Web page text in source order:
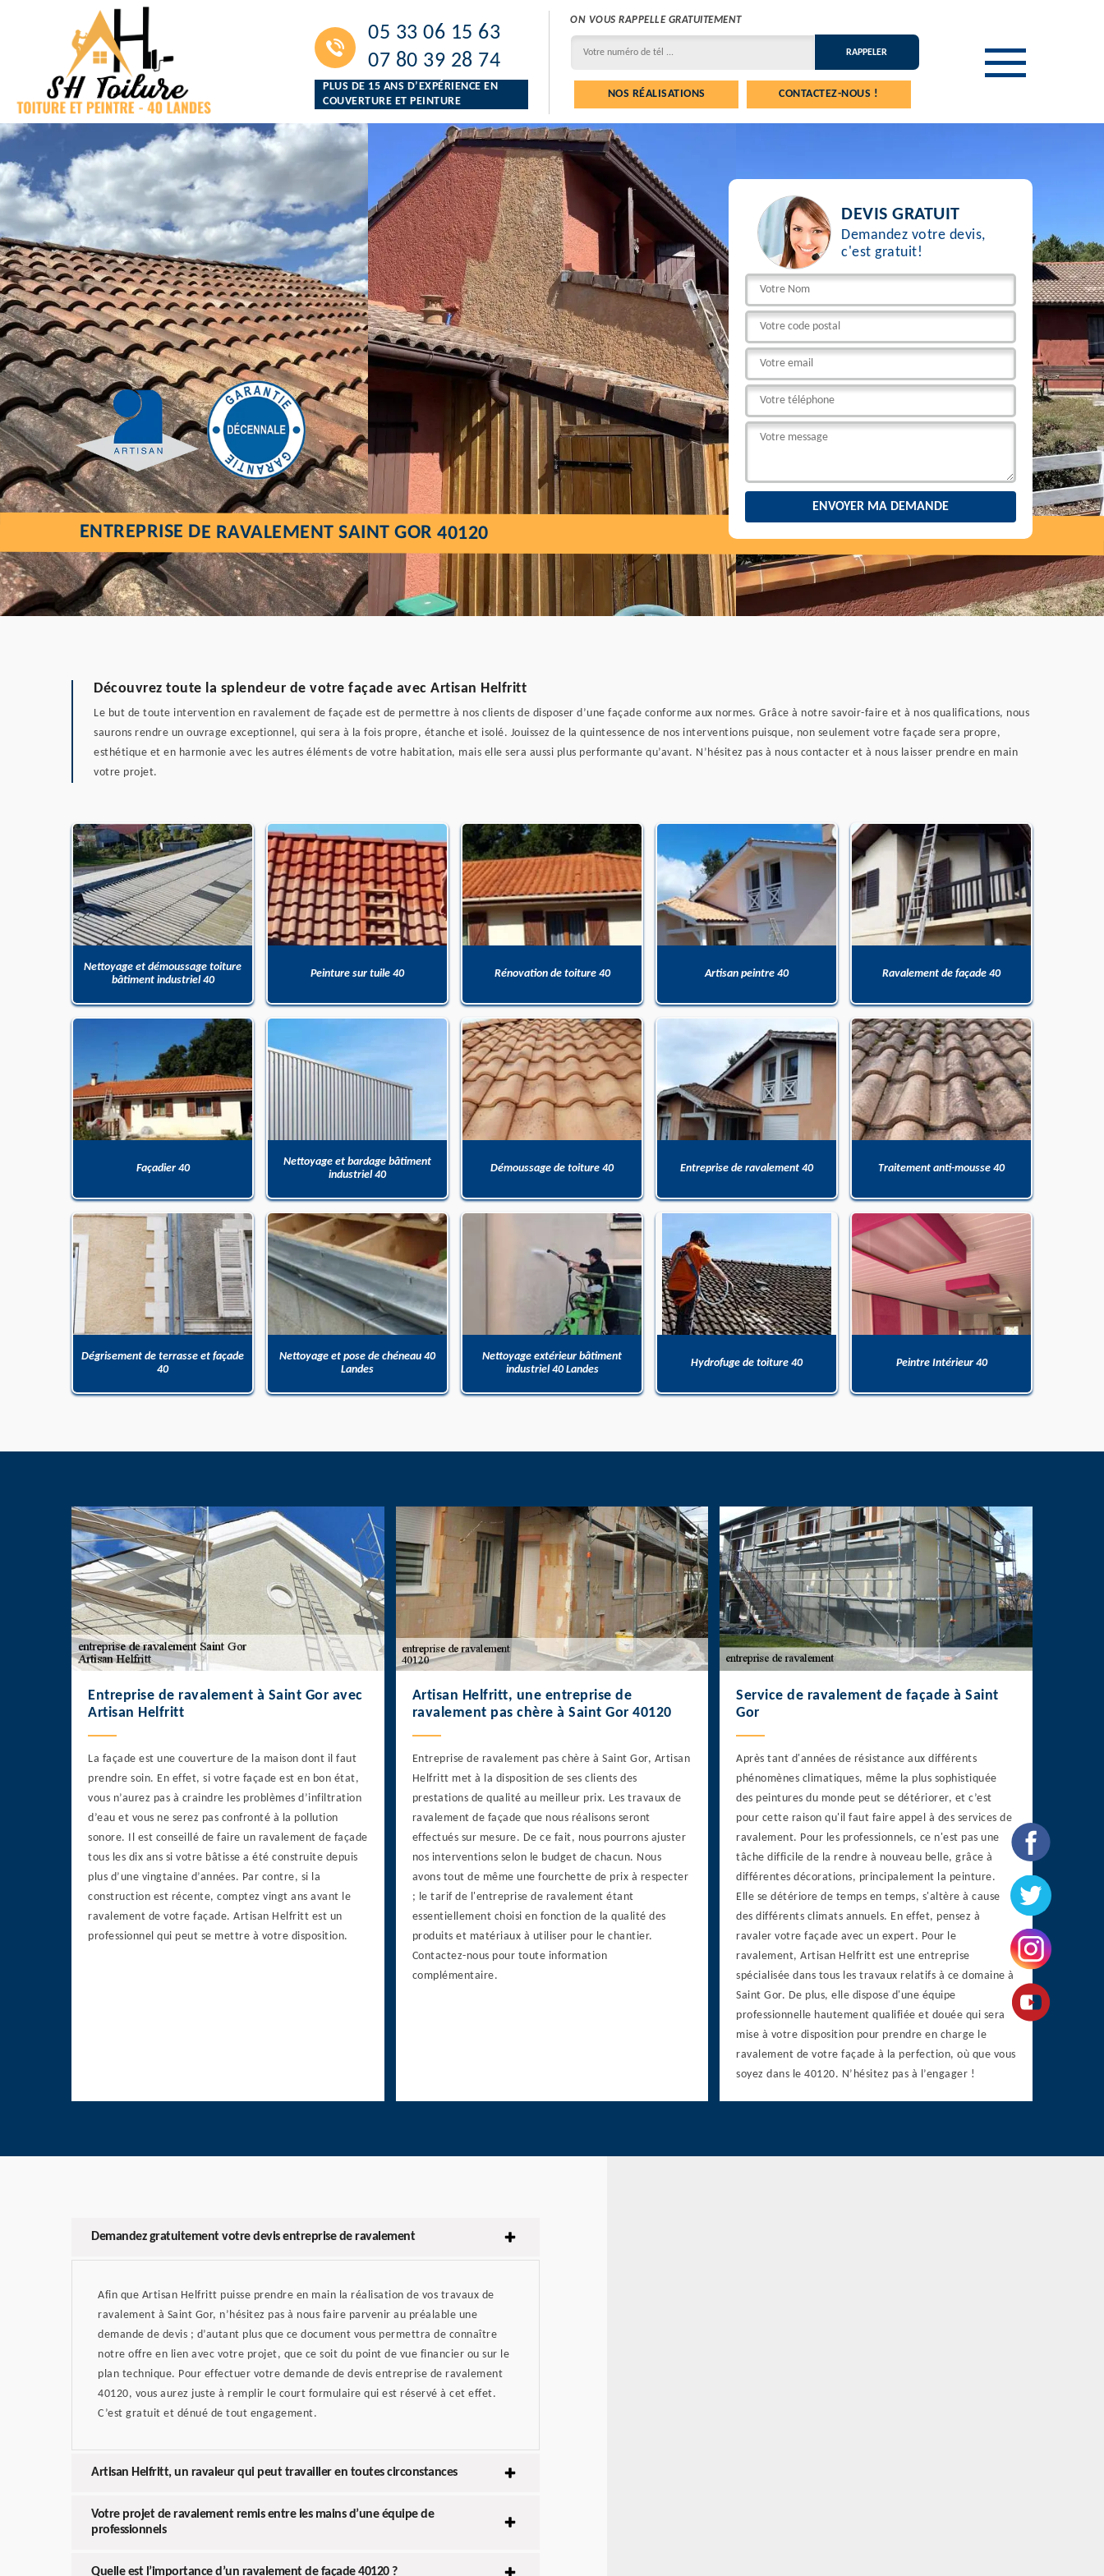
05 33 06 15 63
07 80 39 28 74
PLUS DE 15 ANS D’EXPÉRIENCE EN
COUVERTURE ET PEINTURE
ON VOUS RAPPELLE GRATUITEMENT
NOS RÉALISATIONS CONTACTEZ-NOUS !
DEVIS GRATUIT
Demandez votre devis,
c'est gratuit!
ENTREPRISE DE RAVALEMENT SAINT GOR 40120
Découvrez toute la splendeur de votre façade avec Artisan Helfritt
Le but de toute intervention en ravalement de façade est de permettre à nos clients de disposer d’une façade conforme aux normes. Grâce à notre savoir-faire et à nos qualifications, nous
saurons rendre un ouvrage exceptionnel, qui sera à la fois propre, étanche et isolé. Jouissez de la quintessence de nos interventions puisque, non seulement votre façade sera propre,
esthétique et en harmonie avec les autres éléments de votre habitation, mais elle sera aussi plus performante qu’avant. N’hésitez pas à nous contacter et à nous laisser prendre en main
votre projet.
Nettoyage et démoussage toiture
bâtiment industriel 40
Peinture sur tuile 40 Rénovation de toiture 40 Artisan peintre 40 Ravalement de façade 40
Façadier 40
Nettoyage et bardage bâtiment
industriel 40
Démoussage de toiture 40 Entreprise de ravalement 40 Traitement anti-mousse 40
Dégrisement de terrasse et façade
40
Nettoyage et pose de chéneau 40
Landes
Nettoyage extérieur bâtiment
industriel 40 Landes
Hydrofuge de toiture 40 Peintre Intérieur 40
Entreprise de ravalement à Saint Gor avec
Artisan Helfritt
La façade est une couverture de la maison dont il faut
prendre soin. En effet, si votre façade est en bon état,
vous n’aurez pas à craindre les problèmes d’infiltration
d’eau et vous ne serez pas confronté à la pollution
sonore. Il est conseillé de faire un ravalement de façade
tous les dix ans si votre bâtisse a été construite depuis
plus d’une vingtaine d’années. Par contre, si la
construction est récente, comptez vingt ans avant le
ravalement de votre façade. Artisan Helfritt est un
professionnel qui peut se mettre à votre disposition.
Artisan Helfritt, une entreprise de
ravalement pas chère à Saint Gor 40120
Entreprise de ravalement pas chère à Saint Gor, Artisan
Helfritt met à la disposition de ses clients des
prestations de qualité au meilleur prix. Les travaux de
ravalement de façade que nous réalisons seront
effectués sur mesure. De ce fait, nous pourrons ajuster
nos interventions selon le budget de chacun. Nous
avons tout de même une fourchette de prix à respecter
; le tarif de l'entreprise de ravalement étant
essentiellement choisi en fonction de la qualité des
produits et matériaux à utiliser pour le chantier.
Contactez-nous pour toute information
complémentaire.
Service de ravalement de façade à Saint
Gor
Après tant d'années de résistance aux différents
phénomènes climatiques, même la plus sophistiquée
des peintures du monde peut se détériorer, et c’est
pour cette raison qu'il faut faire appel à des services de
ravalement. Pour les professionnels, ce n'est pas une
tâche difficile de la rendre à nouveau belle, grâce à
différentes décorations, principalement la peinture.
Elle se détériore de temps en temps, s'altère à cause
des différents climats annuels. En effet, pensez à
ravaler votre façade avec un expert. Pour le
ravalement, Artisan Helfritt est une entreprise
spécialisée dans tous les travaux relatifs à ce domaine à
Saint Gor. De plus, elle dispose d'une équipe
professionnelle hautement qualifiée et douée qui sera
mise à votre disposition pour prendre en charge le
ravalement de votre façade à la perfection, où que vous
soyez dans le 40120. N’hésitez pas à l’engager !
Demandez gratuitement votre devis entreprise de ravalement
Afin que Artisan Helfritt puisse prendre en main la réalisation de vos travaux de
ravalement à Saint Gor, n’hésitez pas à nous faire parvenir au préalable une
demande de devis ; d’autant plus que ce document vous permettra de connaître
notre offre en lien avec votre projet, que ce soit du point de vue financier ou sur le
plan technique. Pour effectuer votre demande de devis entreprise de ravalement
40120, vous aurez juste à remplir le court formulaire qui est réservé à cet effet.
C’est gratuit et dénué de tout engagement.
Artisan Helfritt, un ravaleur qui peut travailler en toutes circonstances
Votre projet de ravalement remis entre les mains d’une équipe de
professionnels
Quelle est l’importance d’un ravalement de façade 40120 ?